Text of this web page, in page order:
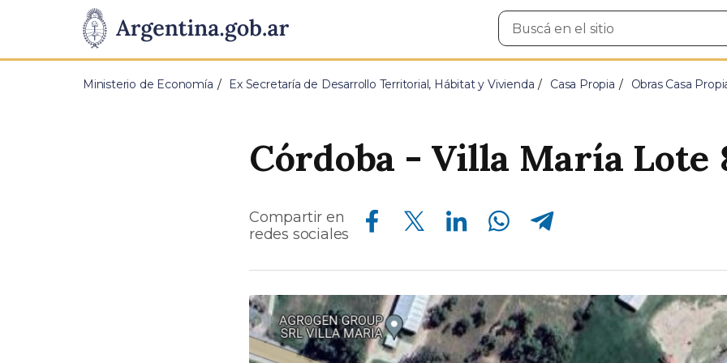
Presidencia
de
Pasar al contenido principal
Buscar
en
Ministerio de Economía Ex Secretaría de Desarrollo Territorial, Hábitat y Vivienda Casa Propia Obras Casa
Córdoba - Villa María Lote
Compartir en
redes sociales
Compartir en Facebook Compartir en Twitter Compartir en Linkedin Compartir en Whatsapp Compartir en Telegram